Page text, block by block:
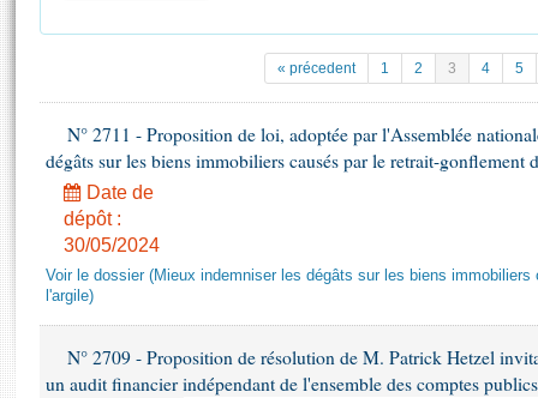
Documents parlementaires
Propositions de loi
Amendements
Textes adoptés
Rapports d'information
Rapports d'enquête
Baromètre de l’application des lois
Histoire
Juniors
Anciennes législatures
Liens vers les sites publics
Photos libres de droit
« précedent 1 2 3 4 5
N° 2711 - Proposition de loi, adoptée par l'Assemblée
dégâts sur les biens immobiliers causés par le retrait-gonflement
Date de
dépôt :
30/05/2024
Voir le dossier (Mieux indemniser les dégâts sur les biens
l'argile)
N° 2709 - Proposition de résolution de M. Patrick Hetzel
un audit financier indépendant de l'ensemble des comptes